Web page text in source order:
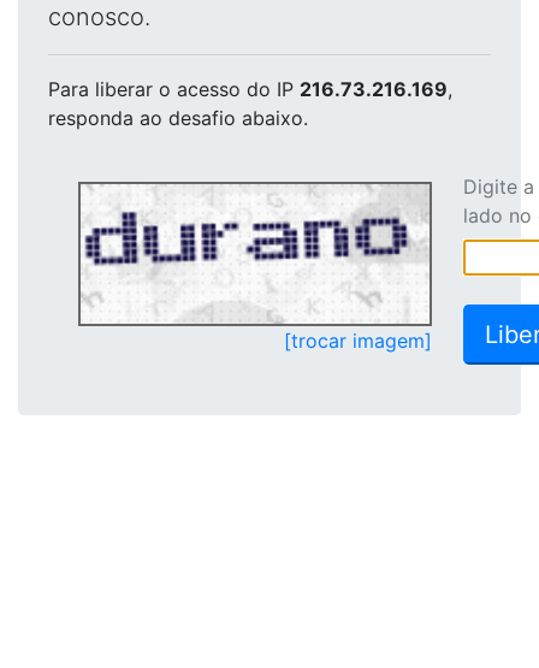
conosco.
Para liberar o acesso do IP 216.73.216.169,
responda ao desafio abaixo.
[trocar imagem]
Digite
lado no